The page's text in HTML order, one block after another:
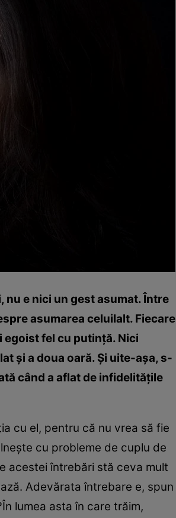
e nici un gest asumat. Între
asumarea celuilalt. Fiecare
egoist fel cu putinţă. Nici
şi a doua oară. Şi uite-aşa, s-
când a aflat de infidelităţile
cu el, pentru că nu vrea să fie
cu probleme de cuplu de
acestei întrebări stă ceva mult
Adevărata întrebare e, spun
lumea asta în care trăim,